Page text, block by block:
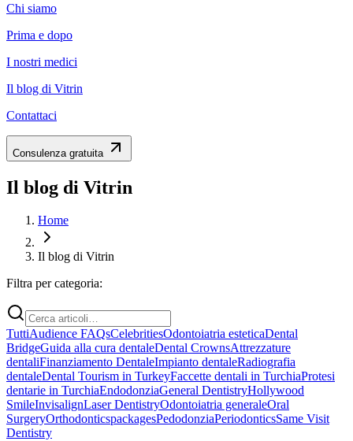
Chi siamo
Prima e dopo
I nostri medici
Il blog di Vitrin
Contattaci
Consulenza gratuita
Il blog di Vitrin
Home
Il blog di Vitrin
Filtra per categoria:
TuttiAudience FAQsCelebritiesOdontoiatria esteticaDental
BridgeGuida alla cura dentaleDental CrownsAttrezzature
dentaliFinanziamento DentaleImpianto dentaleRadiografia
dentaleDental Tourism in TurkeyFaccette dentali in TurchiaProtesi
dentarie in TurchiaEndodonziaGeneral DentistryHollywood
SmileInvisalignLaser DentistryOdontoiatria generaleOral
SurgeryOrthodonticspackagesPedodonziaPeriodonticsSame Visit
Dentistry